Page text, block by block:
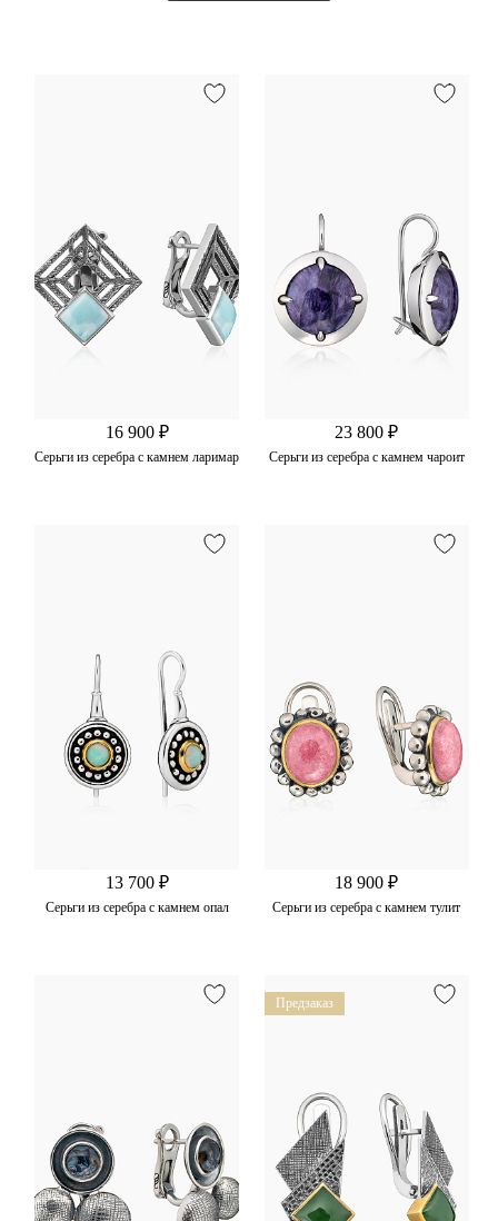
16 900 ₽
Серьги из серебра с камнем ларимар
23 800 ₽
Серьги из серебра с камнем чароит
13 700 ₽
Серьги из серебра с камнем опал
18 900 ₽
Серьги из серебра с камнем тулит
Предзаказ